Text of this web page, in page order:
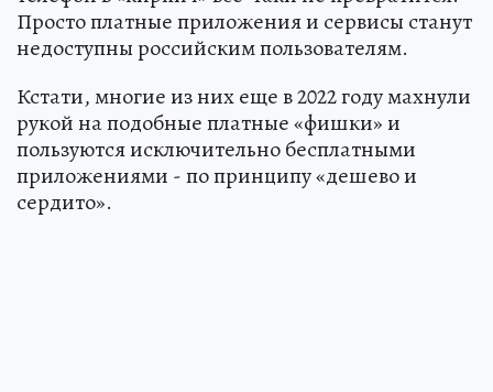
Просто платные приложения и сервисы станут
недоступны российским пользователям.
Кстати, многие из них еще в 2022 году махнули
рукой на подобные платные «фишки» и
пользуются исключительно бесплатными
приложениями - по принципу «дешево и
сердито».